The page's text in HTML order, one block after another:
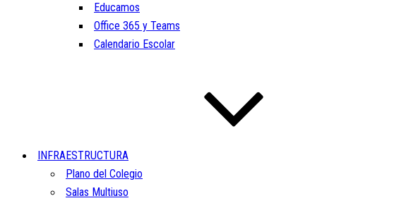
Educamos
Office 365 y Teams
Calendario Escolar
INFRAESTRUCTURA
Plano del Colegio
Salas Multiuso